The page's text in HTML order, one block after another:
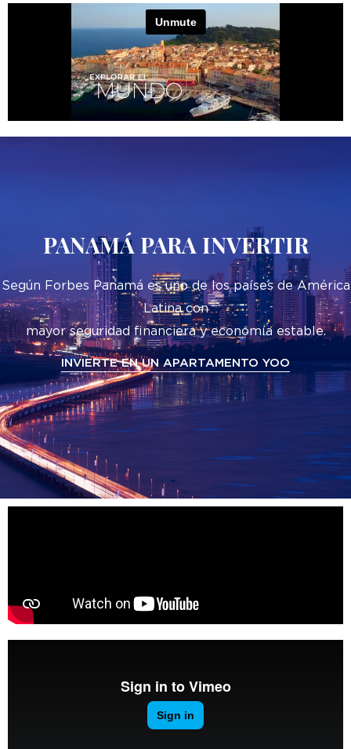
PANAMÁ PARA INVERTIR
Según Forbes Panamá es uno de los países de América
Latina con
mayor seguridad financiera y economía estable.
INVIERTE EN UN APARTAMENTO YOO